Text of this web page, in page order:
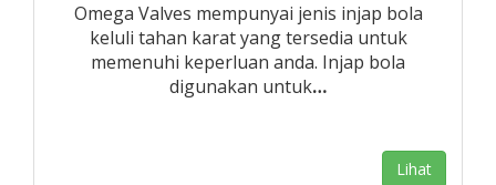
Omega Valves mempunyai jenis injap bola
keluli tahan karat yang tersedia untuk
memenuhi keperluan anda. Injap bola
digunakan untuk…
Lihat